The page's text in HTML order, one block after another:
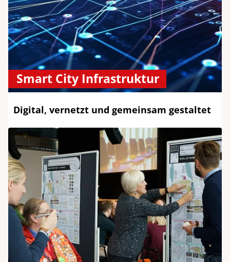
Smart City Infrastruktur
Digital, vernetzt und gemeinsam gestaltet